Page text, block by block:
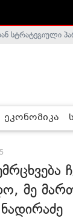
მთავრობა
სტრატეგიული
ეკონომიკა
მე